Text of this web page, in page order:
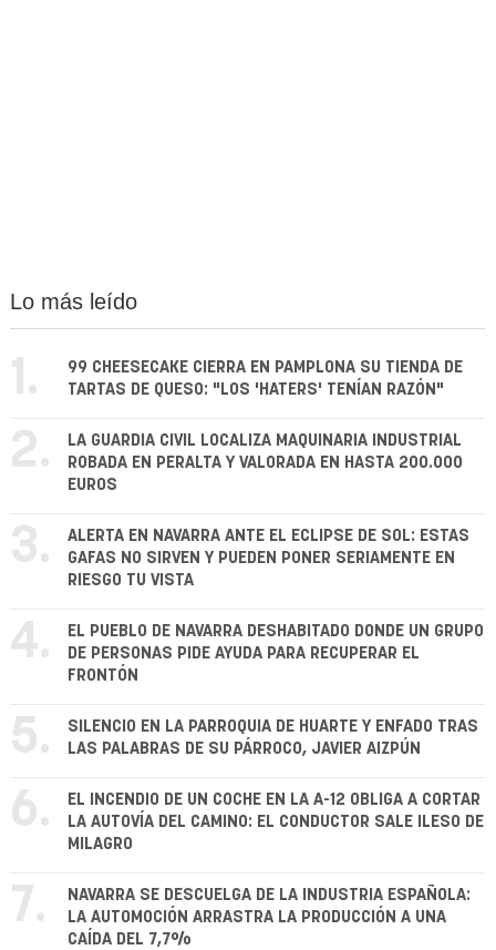
Lo más leído
1.
99 CHEESECAKE CIERRA EN PAMPLONA SU TIENDA DE
TARTAS DE QUESO: "LOS 'HATERS' TENÍAN RAZÓN"
2.
LA GUARDIA CIVIL LOCALIZA MAQUINARIA INDUSTRIAL
ROBADA EN PERALTA Y VALORADA EN HASTA 200.000
EUROS
3.
ALERTA EN NAVARRA ANTE EL ECLIPSE DE SOL: ESTAS
GAFAS NO SIRVEN Y PUEDEN PONER SERIAMENTE EN
RIESGO TU VISTA
4.
EL PUEBLO DE NAVARRA DESHABITADO DONDE UN GRUPO
DE PERSONAS PIDE AYUDA PARA RECUPERAR EL
FRONTÓN
5.
SILENCIO EN LA PARROQUIA DE HUARTE Y ENFADO TRAS
LAS PALABRAS DE SU PÁRROCO, JAVIER AIZPÚN
6.
EL INCENDIO DE UN COCHE EN LA A-12 OBLIGA A CORTAR
LA AUTOVÍA DEL CAMINO: EL CONDUCTOR SALE ILESO DE
MILAGRO
7.
NAVARRA SE DESCUELGA DE LA INDUSTRIA ESPAÑOLA:
LA AUTOMOCIÓN ARRASTRA LA PRODUCCIÓN A UNA
CAÍDA DEL 7,7%